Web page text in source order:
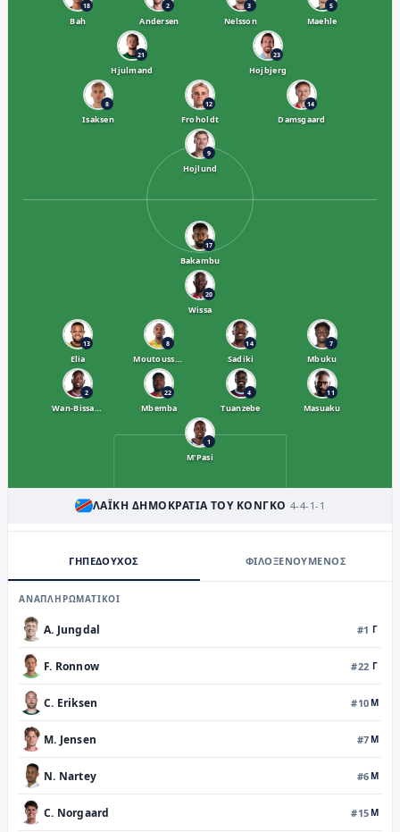
18
Bah
2
Andersen
3
Nelsson
5
Maehle
21
Hjulmand
23
Hojbjerg
8
Isaksen
12
Froholdt
14
Damsgaard
9
Hojlund
17
Bakambu
20
Wissa
13
Elia
8
Moutoussamy
14
Sadiki
7
Mbuku
2
Wan-Bissaka
22
Mbemba
4
Tuanzebe
11
Masuaku
1
M'Pasi
ΛΑΪΚΉ ΔΗΜΟΚΡΑΤΊΑ ΤΟΥ ΚΟΝΓΚΌ 4-4-1-1
ΓΗΠΕΔΟΥΧΟΣ ΦΙΛΟΞΕΝΟΥΜΕΝΟΣ
ΑΝΑΠΛΗΡΩΜΑΤΙΚΟΙ
A. Jungdal #1 Γ
F. Ronnow #22 Γ
C. Eriksen #10 M
M. Jensen #7 M
N. Nartey #6 M
C. Norgaard #15 M